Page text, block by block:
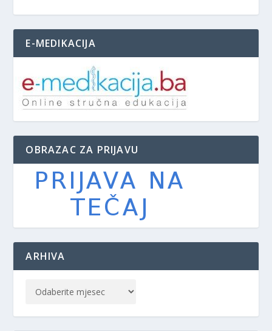
E-MEDIKACIJA
OBRAZAC ZA PRIJAVU
ARHIVA